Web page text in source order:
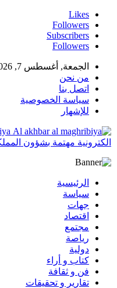
Likes
Followers
Subscribers
Followers
الجمعة, أغسطس 7, 2026
من نحن
اتصل بنا
سياسة الخصوصية
للإشهار
الكترونية مهتمة بشؤون
الرئيسية
سياسة
جهات
اقتصاد
مجتمع
رياصة
دولية
كتاب و أراء
فن و ثقافة
تقارير و تحقيقات